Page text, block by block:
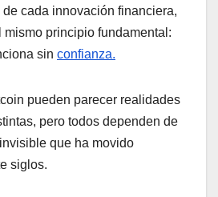
cada innovación financiera,
principio fundamental:
sin confianza.
pueden parecer realidades
pero todos dependen de
que ha movido
siglos.